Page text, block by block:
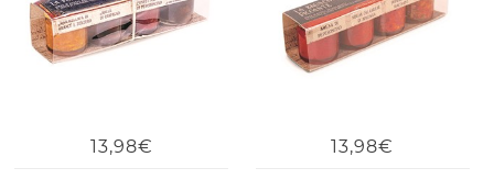
13,98€ 13,98€